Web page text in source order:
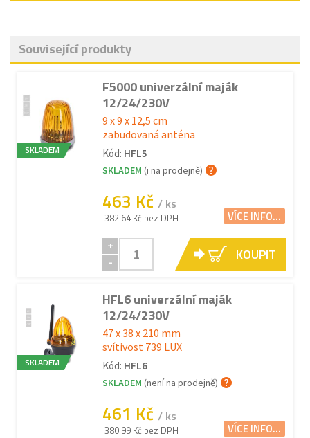
Související produkty
SKLADEM
F5000 univerzální maják
12/24/230V
9 x 9 x 12,5 cm
zabudovaná anténa
Kód: HFL5
SKLADEM (i na prodejně)
463 Kč / ks
382.64 Kč bez DPH VÍCE INFO...
+
-
KOUPIT
SKLADEM
HFL6 univerzální maják
12/24/230V
47 x 38 x 210 mm
svítivost 739 LUX
Kód: HFL6
SKLADEM (není na prodejně)
461 Kč / ks
380.99 Kč bez DPH VÍCE INFO...